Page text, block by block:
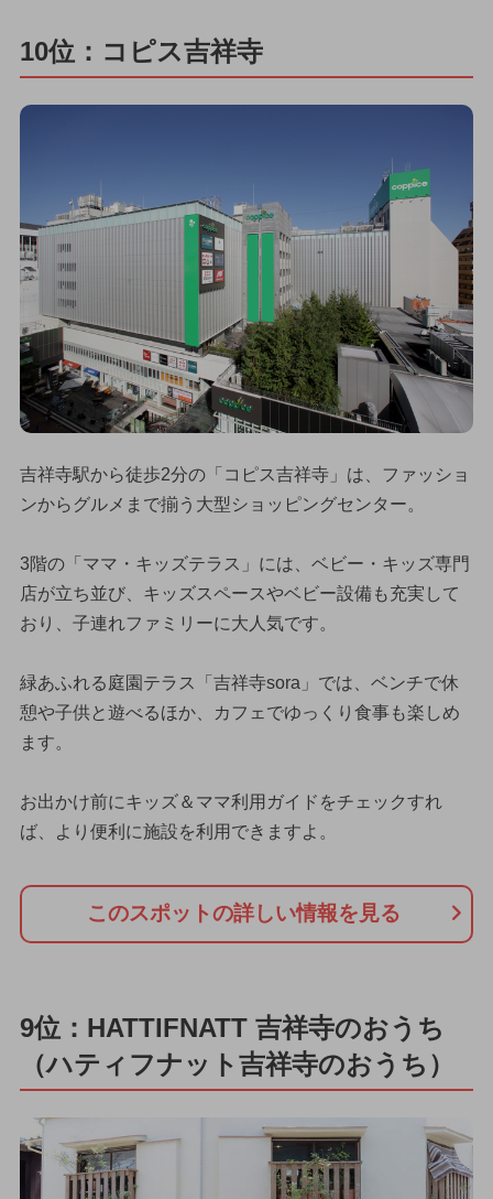
10位：コピス吉祥寺
吉祥寺駅から徒歩2分の「コピス吉祥寺」は、ファッショ
ンからグルメまで揃う大型ショッピングセンター。
3階の「ママ・キッズテラス」には、ベビー・キッズ専門
店が立ち並び、キッズスペースやベビー設備も充実して
おり、子連れファミリーに大人気です。
緑あふれる庭園テラス「吉祥寺sora」では、ベンチで休
憩や子供と遊べるほか、カフェでゆっくり食事も楽しめ
ます。
お出かけ前にキッズ＆ママ利用ガイドをチェックすれ
ば、より便利に施設を利用できますよ。
このスポットの詳しい情報を見る
9位：HATTIFNATT 吉祥寺のおうち
（ハティフナット吉祥寺のおうち）